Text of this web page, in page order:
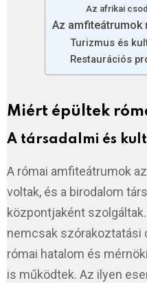
Az afrikai
Az amfiteátrumok
Turizmus és
Restaurációs
Miért épültek
A társadalmi és
A római amfiteátrumok
voltak, és a birodalom
központjaként
nemcsak szórakoztatási
római hatalom és
is működtek. Az ilyen